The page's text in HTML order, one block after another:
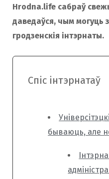
Hrodna.life сабраў
даведаўся, чым могуць
гродзенскія інтэрнаты.
Спіс інтэрнатаў
бываюць, але